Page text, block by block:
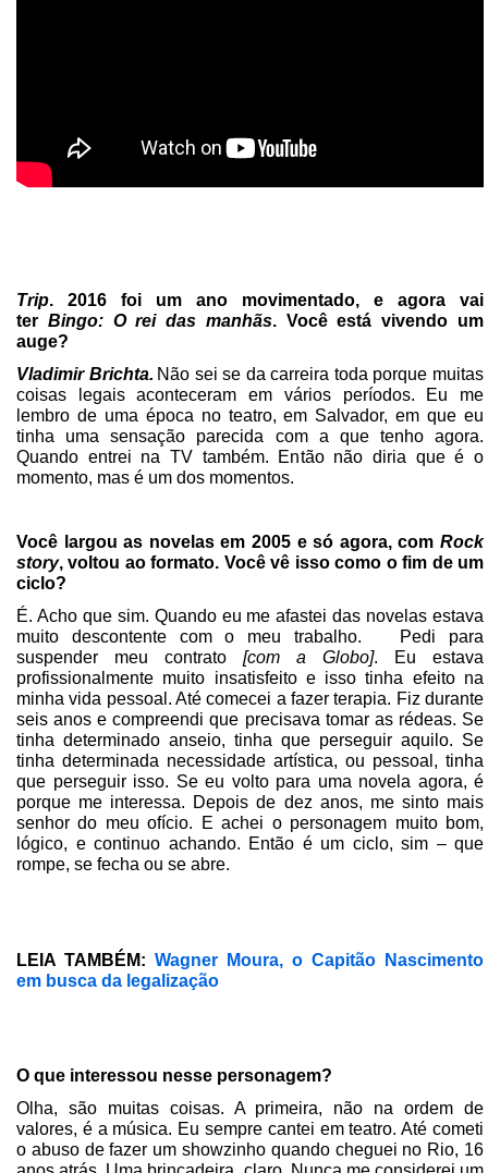
Trip. 2016 foi um ano movimentado, e agora vai
ter Bingo: O rei das manhãs. Você está vivendo um
auge?
Vladimir Brichta. Não sei se da carreira toda porque muitas
coisas legais aconteceram em vários períodos. Eu me
lembro de uma época no teatro, em Salvador, em que eu
tinha uma sensação parecida com a que tenho agora.
Quando entrei na TV também. Então não diria que é o
momento, mas é um dos momentos.
Você largou as novelas em 2005 e só agora, com Rock
story, voltou ao formato. Você vê isso como o fim de um
ciclo?
É. Acho que sim. Quando eu me afastei das novelas estava
muito descontente com o meu trabalho. Pedi para
suspender meu contrato [com a Globo]. Eu estava
profissionalmente muito insatisfeito e isso tinha efeito na
minha vida pessoal. Até comecei a fazer terapia. Fiz durante
seis anos e compreendi que precisava tomar as rédeas. Se
tinha determinado anseio, tinha que perseguir aquilo. Se
tinha determinada necessidade artística, ou pessoal, tinha
que perseguir isso. Se eu volto para uma novela agora, é
porque me interessa. Depois de dez anos, me sinto mais
senhor do meu ofício. E achei o personagem muito bom,
lógico, e continuo achando. Então é um ciclo, sim – que
rompe, se fecha ou se abre.
LEIA TAMBÉM: Wagner Moura, o Capitão Nascimento
em busca da legalização
O que interessou nesse personagem?
Olha, são muitas coisas. A primeira, não na ordem de
valores, é a música. Eu sempre cantei em teatro. Até cometi
o abuso de fazer um showzinho quando cheguei no Rio, 16